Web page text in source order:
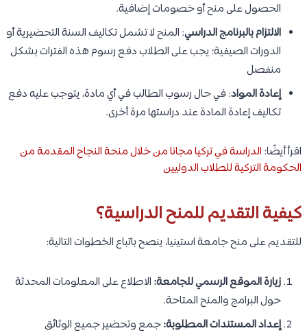
الحصول على منح أو خصومات إضافية.
الالتزام بالبرنامج الدراسي: المنح لا تشمل تكاليف السنة التحضيرية أو
الدورات الصيفية؛ يجب على الطلاب دفع رسوم هذه الفترات بشكل
منفصل
إعادة المواد: في حال رسوب الطالب في أي مادة، يتوجب عليه دفع
تكاليف إعادة المادة عند دراستها مرة أخرى.
اقرأ أيضًا: الدراسة في تركيا مجانا من خلال منحة النجاح المقدمة من
الحكومة التركية للطلاب الدوليين
كيفية التقديم للمنح الدراسية؟
للتقديم على منح جامعة استينيا، ينصح باتباع الخطوات التالية:
زيارة الموقع الرسمي للجامعة: الاطلاع على المعلومات المحدثة
حول البرامج والمنح المتاحة.
إعداد المستندات المطلوبة:جمع وتحضير جميع الوثائق